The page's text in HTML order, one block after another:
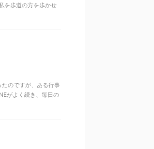
を歩道の方を歩かせ
のですが、ある行事
がよく続き、毎日の